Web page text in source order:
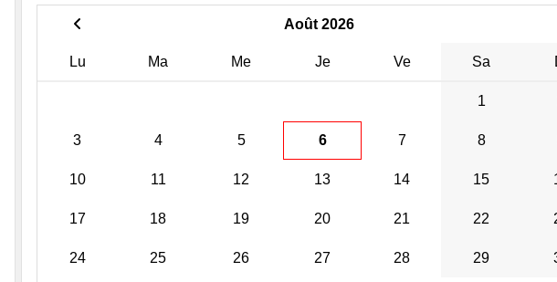
Août 2026
Lu Ma Me Je Ve Sa
1
3 4 5 6 7 8
10 11 12 13 14 15
17 18 19 20 21 22
24 25 26 27 28 29